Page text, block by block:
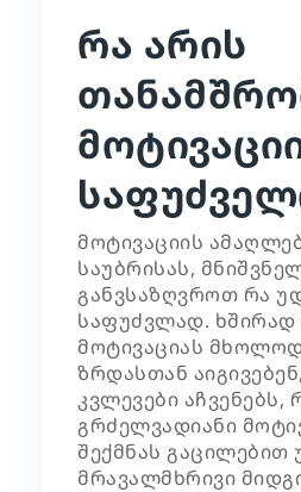
რა არის
მოტივაციის
საუბრისას,
განვსაზღვროთ რა
საფუძვლად. ხშირად
მოტივაციას
ზრდასთან
კვლევები
გრძელვადიანი
შექმნას გაცილებით
მრავალმხრივი